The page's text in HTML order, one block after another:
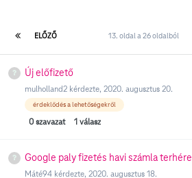
ELŐZŐ 13. oldal a 26 oldalból
Új előfizető
mulholland2 kérdezte, 2020. augusztus 20.
érdeklődés a lehetőségekről
0 szavazat 1 válasz
Google paly fizetés havi számla terhére
Máté94 kérdezte, 2020. augusztus 18.